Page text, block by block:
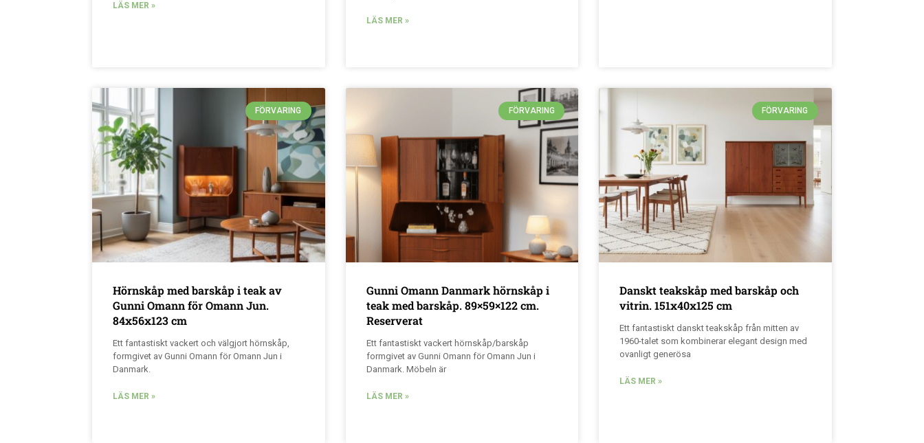
LÄS MER »
LÄS MER »
FÖRVARING
Hörnskåp med barskåp i teak av
Gunni Omann för Omann Jun.
84x56x123 cm
Ett fantastiskt vackert och välgjort hörnskåp,
formgivet av Gunni Omann för Omann Jun i
Danmark.
LÄS MER »
FÖRVARING
Gunni Omann Danmark hörnskåp i
teak med barskåp. 89×59×122 cm.
Reserverat
Ett fantastiskt vackert hörnskåp/barskåp
formgivet av Gunni Omann för Omann Jun i
Danmark. Möbeln är
LÄS MER »
FÖRVARING
Danskt teakskåp med barskåp och
vitrin. 151x40x125 cm
Ett fantastiskt danskt teakskåp från mitten av
1960-talet som kombinerar elegant design med
ovanligt generösa
LÄS MER »